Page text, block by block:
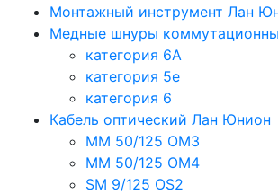
Монтажный инструмент Лан
Медные шнуры
категория 6A
категория 5e
категория 6
Кабель оптический Лан Юнион
MM 50/125 OM3
MM 50/125 OM4
SM 9/125 OS2